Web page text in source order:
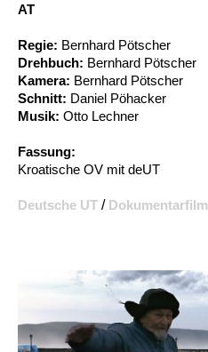
AT
Regie: Bernhard Pötscher
Drehbuch: Bernhard Pötscher
Kamera: Bernhard Pötscher
Schnitt: Daniel Pöhacker
Musik: Otto Lechner
Fassung:
Kroatische OV mit deUT
Deutsche UT / Dokumentarfilm